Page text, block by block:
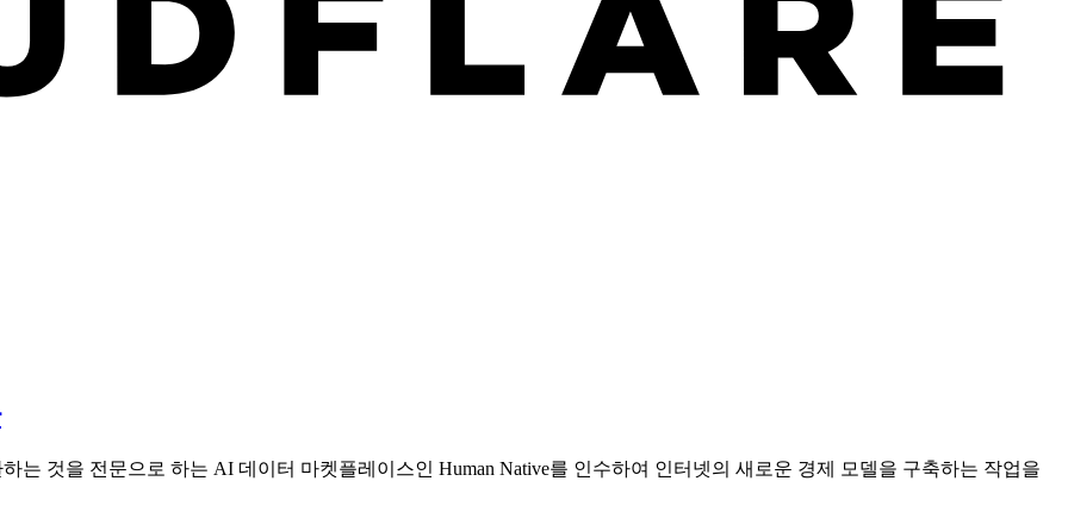
는 것을 전문으로 하는 AI 데이터 마켓플레이스인 Human Native를 인수하여 인터넷의 새로운 경제 모델을 구축하는 작업을